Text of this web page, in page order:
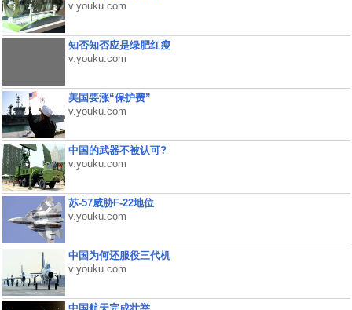
v.youku.com
知否知否应是绿肥红瘦
v.youku.com
美国要涨“保护费”
v.youku.com
中国的武器不被认可?
v.youku.com
苏-57威胁F-22地位
v.youku.com
中国为何还服役三代机
v.youku.com